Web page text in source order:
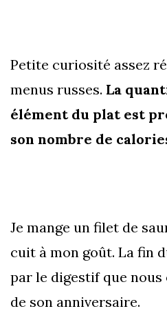
Petite curiosité assez
menus russes. La
élément du plat est
son nombre de
Je mange un filet de
cuit à mon goût. La fin
par le digestif que nous
de son anniversaire.